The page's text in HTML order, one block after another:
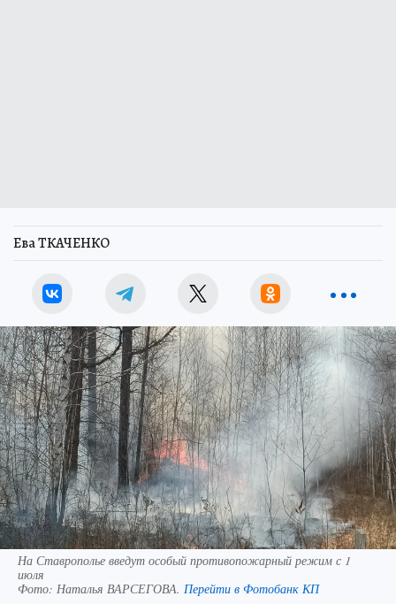
Ева ТКАЧЕНКО
На Ставрополье введут особый противопожарный режим с 1
июля
Фото: Наталья ВАРСЕГОВА. Перейти в Фотобанк КП